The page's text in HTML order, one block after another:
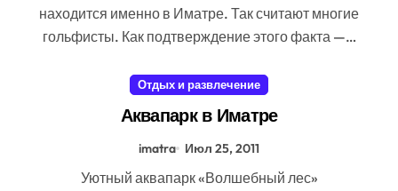
находится именно в Иматре. Так считают многие
гольфисты. Как подтверждение этого факта —…
Отдых и развлечение
Аквапарк в Иматре
imatra Июл 25, 2011
Уютный аквапарк «Волшебный лес»